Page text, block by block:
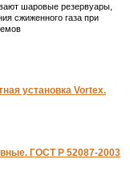
шаровые резервуары,
сжиженного газа при
установка Vortex.
ГОСТ Р 52087-2003